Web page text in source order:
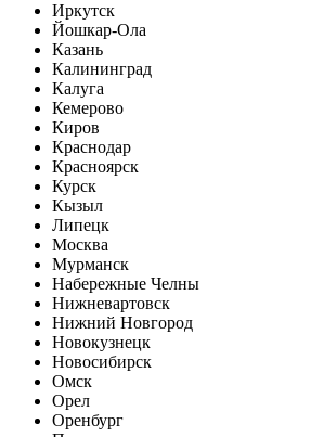
Иркутск
Йошкар-Ола
Казань
Калининград
Калуга
Кемерово
Киров
Краснодар
Красноярск
Курск
Кызыл
Липецк
Москва
Мурманск
Набережные Челны
Нижневартовск
Нижний Новгород
Новокузнецк
Новосибирск
Омск
Орел
Оренбург